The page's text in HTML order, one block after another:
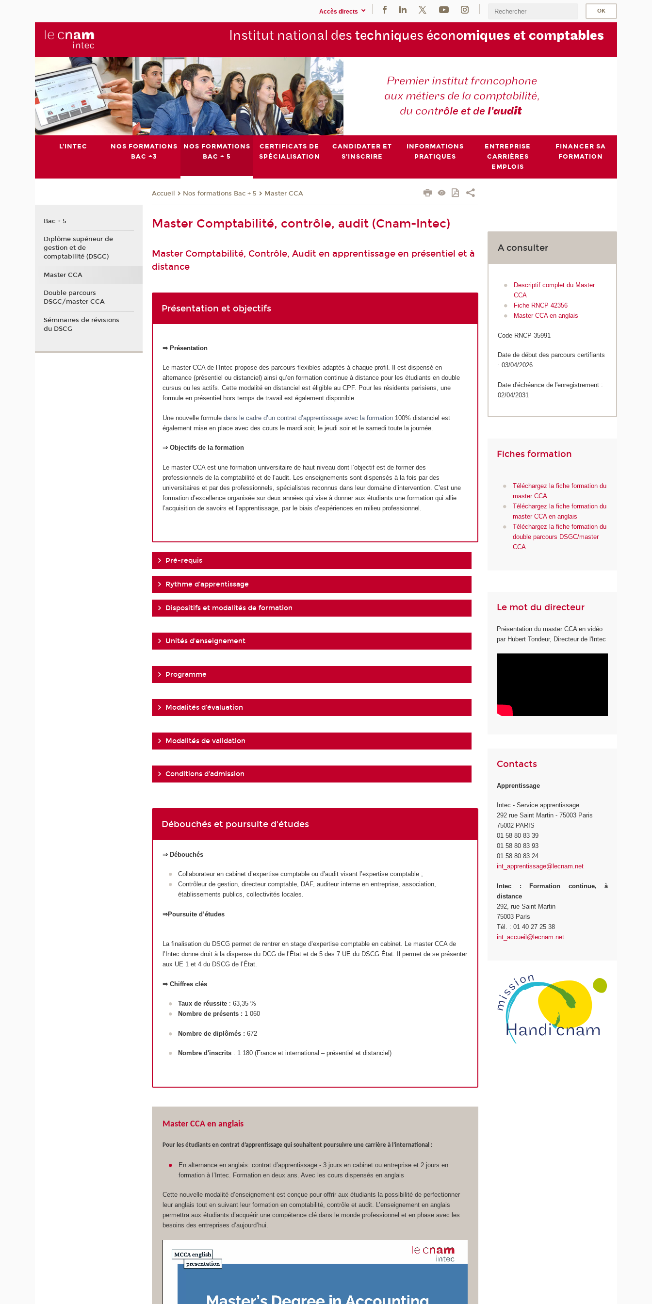
Accès directs
Institut national des techniques économiques et comptables
Premier institut francophone
aux métiers de la comptabilité,
du contrôle et del'audit
L'INTEC
NOS FORMATIONS
BAC +3
NOS FORMATIONS
BAC + 5
CERTIFICATS DE
SPÉCIALISATION
CANDIDATER ET
S'INSCRIRE
INFORMATIONS
PRATIQUES
ENTREPRISE
CARRIÈRES
EMPLOIS
FINANCER SA
FORMATION
Accueil Nos formations Bac + 5 Master CCA
Master Comptabilité, contrôle, audit (Cnam-Intec)
Master Comptabilité, Contrôle, Audit en apprentissage en présentiel et à
distance
Présentation et objectifs
⇒ Présentation
Le master CCA de l’Intec propose des parcours flexibles adaptés à chaque profil. Il est dispensé en
alternance (présentiel ou distanciel) ainsi qu’en formation continue à distance pour les étudiants en double
cursus ou les actifs. Cette modalité en distanciel est éligible au CPF. Pour les résidents parisiens, une
formule en présentiel hors temps de travail est également disponible.
Une nouvelle formule dans le cadre d’un contrat d’apprentissage avec la formation 100% distanciel est
également mise en place avec des cours le mardi soir, le jeudi soir et le samedi toute la journée.
⇒ Objectifs de la formation
Le master CCA est une formation universitaire de haut niveau dont l’objectif est de former des
professionnels de la comptabilité et de l’audit. Les enseignements sont dispensés à la fois par des
universitaires et par des professionnels, spécialistes reconnus dans leur domaine d’intervention. C’est une
formation d’excellence organisée sur deux années qui vise à donner aux étudiants une formation qui allie
l’acquisition de savoirs et l’apprentissage, par le biais d’expériences en milieu professionnel.
Pré-requis
Rythme d'apprentissage
Dispositifs et modalités de formation
Unités d'enseignement
Programme
Modalités d'évaluation
Modalités de validation
Conditions d'admission
Débouchés et poursuite d'études
⇒ Débouchés
Collaborateur en cabinet d’expertise comptable ou d’audit visant l’expertise comptable ;
Contrôleur de gestion, directeur comptable, DAF, auditeur interne en entreprise, association,
établissements publics, collectivités locales.
⇒Poursuite d’études
La finalisation du DSCG permet de rentrer en stage d’expertise comptable en cabinet. Le master CCA de
l’Intec donne droit à la dispense du DCG de l’État et de 5 des 7 UE du DSCG État. Il permet de se présenter
aux UE 1 et 4 du DSCG de l’État.
⇒ Chiffres clés
Taux de réussite : 63,35 %
Nombre de présents : 1 060
Nombre de diplômés : 672
Nombre d'inscrits : 1 180 (France et international – présentiel et distanciel)
Master CCA en anglais
Pour les étudiants en contrat d’apprentissage qui souhaitent poursuivre une carrière à l’international :
En alternance en anglais: contrat d’apprentissage - 3 jours en cabinet ou entreprise et 2 jours en
formation à l’Intec. Formation en deux ans. Avec les cours dispensés en anglais
Cette nouvelle modalité d’enseignement est conçue pour offrir aux étudiants la possibilité de perfectionner
leur anglais tout en suivant leur formation en comptabilité, contrôle et audit. L’enseignement en anglais
permettra aux étudiants d’acquérir une compétence clé dans le monde professionnel et en phase avec les
besoins des entreprises d’aujourd’hui.
A consulter
Descriptif complet du Master
CCA
Fiche RNCP 42356
Master CCA en anglais
Code RNCP 35991
Date de début des parcours certifiants
: 03/04/2026
Date d'échéance de l'enregistrement :
02/04/2031
Fiches formation
Téléchargez la fiche formation du
master CCA
Téléchargez la fiche formation du
master CCA en anglais
Téléchargez la fiche formation du
double parcours DSGC/master
CCA
Le mot du directeur
Présentation du master CCA en vidéo
par Hubert Tondeur, Directeur de l'Intec
Contacts
Apprentissage
Intec - Service apprentissage
292 rue Saint Martin - 75003 Paris
75002 PARIS
01 58 80 83 39
01 58 80 83 93
01 58 80 83 24
int_apprentissage@lecnam.net
Intec : Formation continue, à
distance
292, rue Saint Martin
75003 Paris
Tél. : 01 40 27 25 38
int_accueil@lecnam.net
Bac + 5
Diplôme supérieur de
gestion et de
comptabilité (DSGC)
Master CCA
Double parcours
DSGC/master CCA
Séminaires de révisions
du DSCG